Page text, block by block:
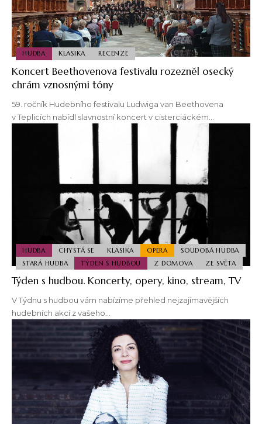
HUDBA KLASIKA RECENZE
Koncert Beethovenova festivalu rozezněl osecký
chrám vznosnými tóny
59. ročník Hudebního festivalu Ludwiga van Beethovena
v Teplicích nabídl slavnostní koncert v cisterciáckém…
HUDBA CHYSTÁ SE KLASIKA OPERA
SOUDOBÁ HUDBA
STARÁ HUDBA
TÝDEN S HUDBOU Z DOMOVA ZE SVĚTA
Týden s hudbou. Koncerty, opery, kino, stream, TV
V Týdnu s hudbou vám nabízíme přehled nejzajímavějších
hudebních akcí z vašeho…